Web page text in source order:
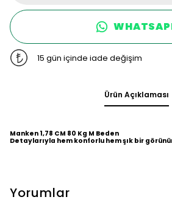
15 gün içinde iade değişim
Ürün Açıklaması
Manken 1,78 CM 80 Kg M Beden
Detaylarıyla hem konforlu hem şık bir
Yorumlar